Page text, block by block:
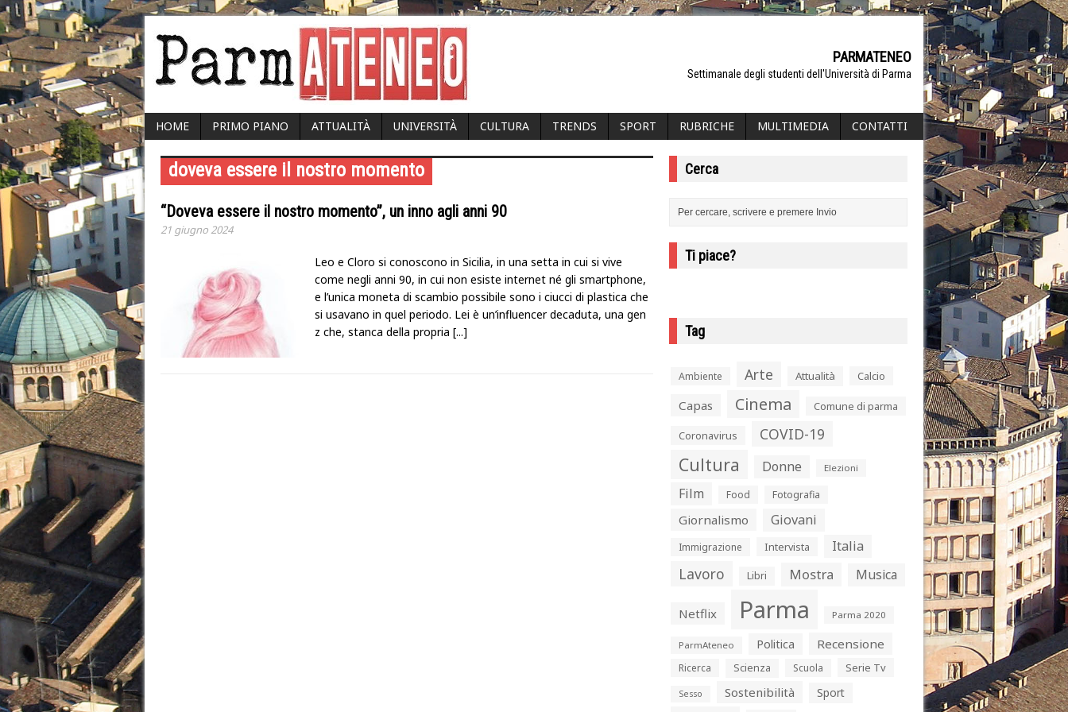
PARMATENEO
Settimanale degli studenti dell'Università di Parma
HOME PRIMO PIANO ATTUALITÀ UNIVERSITÀ CULTURA TRENDS SPORT RUBRICHE MULTIMEDIA CONTATTI
doveva essere il nostro momento
“Doveva essere il nostro momento”, un inno agli anni 90
21 giugno 2024
Leo e Cloro si conoscono in Sicilia, in una setta in cui si vive
come negli anni 90, in cui non esiste internet né gli smartphone,
e l’unica moneta di scambio possibile sono i ciucci di plastica che
si usavano in quel periodo. Lei è un’influencer decaduta, una gen
z che, stanca della propria [...]
Cerca
Ti piace?
Tag
Ambiente Arte Attualità Calcio
Capas Cinema Comune di parma
Coronavirus COVID-19
Cultura Donne Elezioni
Film Food Fotografia
Giornalismo Giovani
Immigrazione Intervista Italia
Lavoro Libri Mostra Musica
Netflix Parma Parma 2020
ParmAteneo Politica Recensione
Ricerca Scienza Scuola Serie Tv
Sesso Sostenibilità Sport